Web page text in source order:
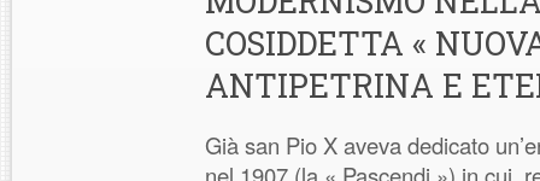
COSIDDETTA «
ANTIPETRINA E
Già san Pio X aveva dedicato